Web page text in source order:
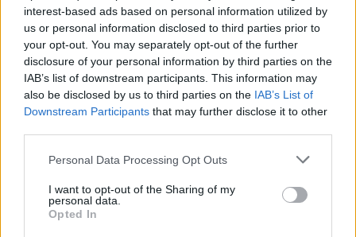
interest-based ads based on personal information utilized by
us or personal information disclosed to third parties prior to
your opt-out. You may separately opt-out of the further
disclosure of your personal information by third parties on the
IAB’s list of downstream participants. This information may
also be disclosed by us to third parties on the IAB’s List of
Downstream Participants that may further disclose it to other
Personal Data Processing Opt Outs
I want to opt-out of the Sharing of my
personal data.
Opted In
Κεφαλογιάννης: «Συνεργασία και
πρόληψη – Παράγοντες που
σώζουν ζωές»
«Το 2025 μάς έδειξε ότι η συνεργασία, ο σχεδιασμός, η
πρόληψη, η εκπαίδευση και η επιχειρησιακή
ετοιμότητα δεν είναι έννοιες στα χαρτιά, είναι